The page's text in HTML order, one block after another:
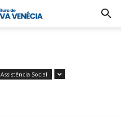
Assistência Social